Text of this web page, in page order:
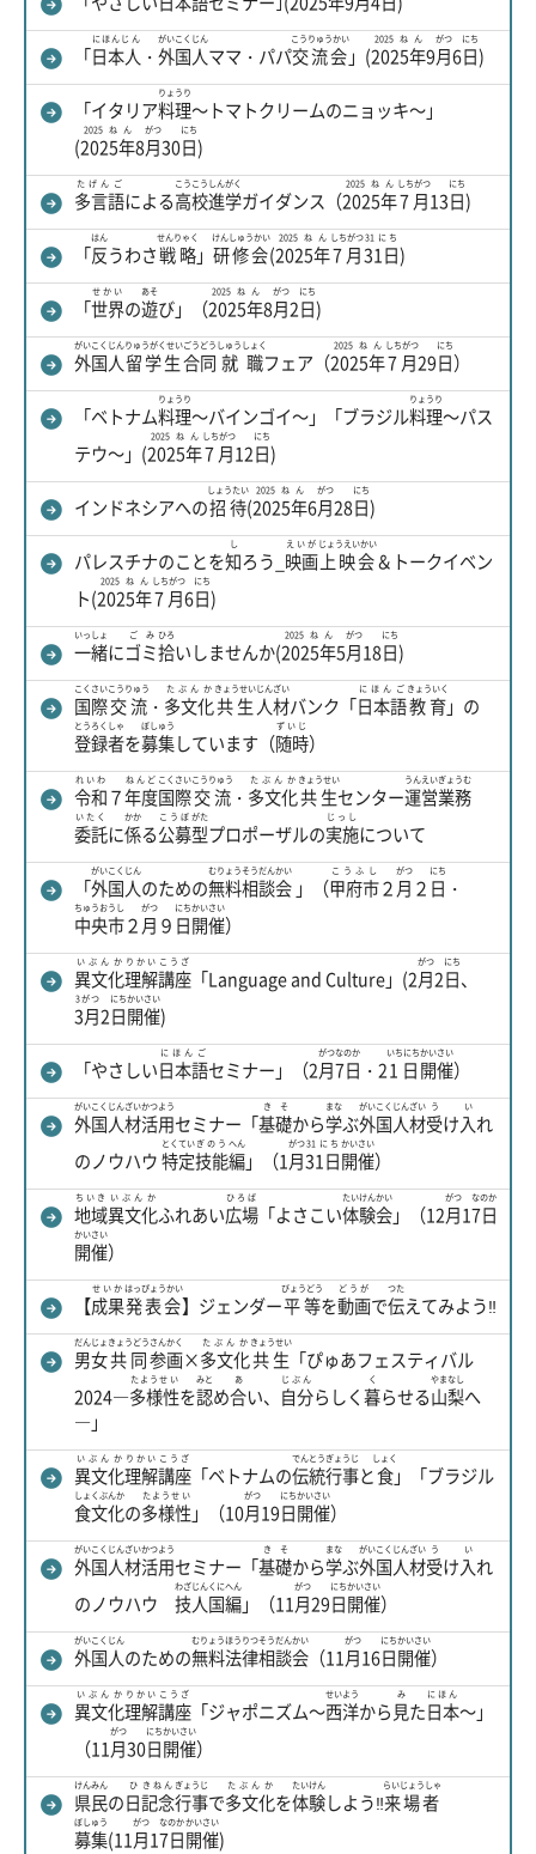
「日本人
にほんじん
・ 外国人
がいこくじん
ママ・パパ交流会
こうりゅうかい
」(2025年
2025ねん
9月
がつ
6日
にち
)
「イタリア料理
りょうり
～トマトクリームのニョッキ～」
(2025年
2025ねん
8月
がつ
30日
にち
)
多言語
たげんご
による高校
こうこう
進学
しんがく
ガイダンス（2025年
2025ねん
7月
しちがつ
13日
にち
)
「反
はん
うわさ戦略
せんりゃく
」 研修会
けんしゅうかい
(2025年
2025ねん
7月
しちがつ
31日
31にち
)
「世界
せかい
の遊
あそ
び」（2025年
2025ねん
8月
がつ
2日
にち
)
外国人
がいこくじん
留学生
りゅうがくせい
合同
ごうどう
就職
しゅうしょく
フェア（2025年
2025ねん
7月
しちがつ
29日
にち
）
「ベトナム料理
りょうり
～バインゴイ～」「ブラジル料理
りょうり
～パス
テウ～」(2025年
2025ねん
7月
しちがつ
12日
にち
)
インドネシアへの招待
しょうたい
(2025年
2025ねん
6月
がつ
28日
にち
)
パレスチナのことを知
し
ろう_ 映画
えいが
上映会
じょうえいかい
＆トークイベン
ト(2025年
2025ねん
7月
しちがつ
6日
にち
)
一緒
いっしょ
にゴミ
ごみ
拾
ひろ
いしませんか(2025年
2025ねん
5月
がつ
18日
にち
)
国際
こくさい
交流
こうりゅう
・ 多文化
たぶんか
共生
きょうせい
人材
じんざい
バンク「日本語
にほんご
教育
きょういく
」の
登録者
とうろくしゃ
を募集
ぼしゅう
しています（随時
ずいじ
）
令和
れいわ
７年度
ねんど
国際
こくさい
交流
こうりゅう
・ 多文化
たぶんか
共生
きょうせい
センター運営
うんえい
業務
ぎょうむ
委託
いたく
に係
かか
る公募
こうぼ
型
がた
プロポーザルの実施
じっし
について
「外国人
がいこくじん
のための無料
むりょう
相談会
そうだんかい
」（甲府市
こうふし
２月
がつ
２ 日
にち
・
中央市
ちゅうおうし
２月
がつ
９ 日
にち
開催
かいさい
）
異文化
いぶんか
理解
りかい
講座
こうざ
「Language and Culture」(2月
がつ
2日
にち
、
3月
3がつ
2日
にち
開催
かいさい
)
「やさしい日本語
にほんご
セミナー」（2月
がつ
7日
なのか
・21日
いちにち
開催
かいさい
）
外国
がいこく
人材
じんざい
活用
かつよう
セミナー「基礎
きそ
から学
まな
ぶ外国
がいこく
人材
じんざい
受
う
け入
い
れ
のノウハウ特定
とくてい
技能
ぎのう
編
へん
」（1月
がつ
31日
31にち
開催
かいさい
）
地域
ちいき
異文化
いぶんか
ふれあい広場
ひろば
「よさこい体験会
たいけんかい
」（12月
がつ
17日
なのか
開催
かいさい
）
【成果
せいか
発表会
はっぴょうかい
】ジェンダー平等
びょうどう
を動画
どうが
で伝
つた
えてみよう‼
男女
だんじょ
共同
きょうどう
参画
さんかく
×多文化
たぶんか
共生
きょうせい
「ぴゅあフェスティバル
2024―多様性
たようせい
を認
みと
め合
あ
い、 自分
じぶん
らしく暮
く
らせる山梨
やまなし
へ
―」
異文化
いぶんか
理解
りかい
講座
こうざ
「ベトナムの伝統行事
でんとうぎょうじ
と食
しょく
」「ブラジル
食文化
しょくぶんか
の多様性
たようせい
」（10月
がつ
19日
にち
開催
かいさい
）
外国
がいこく
人材
じんざい
活用
かつよう
セミナー「基礎
きそ
から学
まな
ぶ外国
がいこく
人材
じんざい
受
う
け入
い
れ
のノウハウ 技
わざ
人
じん
国
くに
編
へん
」（11月
がつ
29日
にち
開催
かいさい
）
外国人
がいこくじん
のための無料
むりょう
法律
ほうりつ
相談
そうだん
会
かい
（11月
がつ
16日
にち
開催
かいさい
）
異文化
いぶんか
理解
りかい
講座
こうざ
「ジャポニズム～西洋
せいよう
から見
み
た日本
にほん
～」
（11月
がつ
30日
にち
開催
かいさい
）
県民
けんみん
の日
ひ
記念
きねん
行事
ぎょうじ
で多文化
たぶんか
を体験
たいけん
しよう‼来場者
らいじょうしゃ
募集
ぼしゅう
(11月
がつ
17日
なのか
開催
かいさい
)